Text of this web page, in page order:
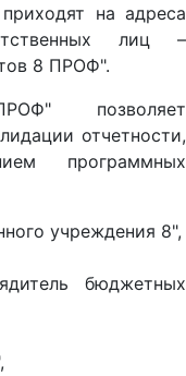
на адреса
лиц –
8 ПРОФ".
позволяет
отчетности,
программных
учреждения 8",
бюджетных